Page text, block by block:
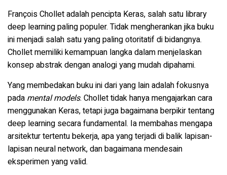
François Chollet adalah pencipta Keras, salah satu library
deep learning paling populer. Tidak mengherankan jika buku
ini menjadi salah satu yang paling otoritatif di bidangnya.
Chollet memiliki kemampuan langka dalam menjelaskan
konsep abstrak dengan analogi yang mudah dipahami.
Yang membedakan buku ini dari yang lain adalah fokusnya
pada mental models. Chollet tidak hanya mengajarkan cara
menggunakan Keras, tetapi juga bagaimana berpikir tentang
deep learning secara fundamental. Ia membahas mengapa
arsitektur tertentu bekerja, apa yang terjadi di balik lapisan-
lapisan neural network, dan bagaimana mendesain
eksperimen yang valid.